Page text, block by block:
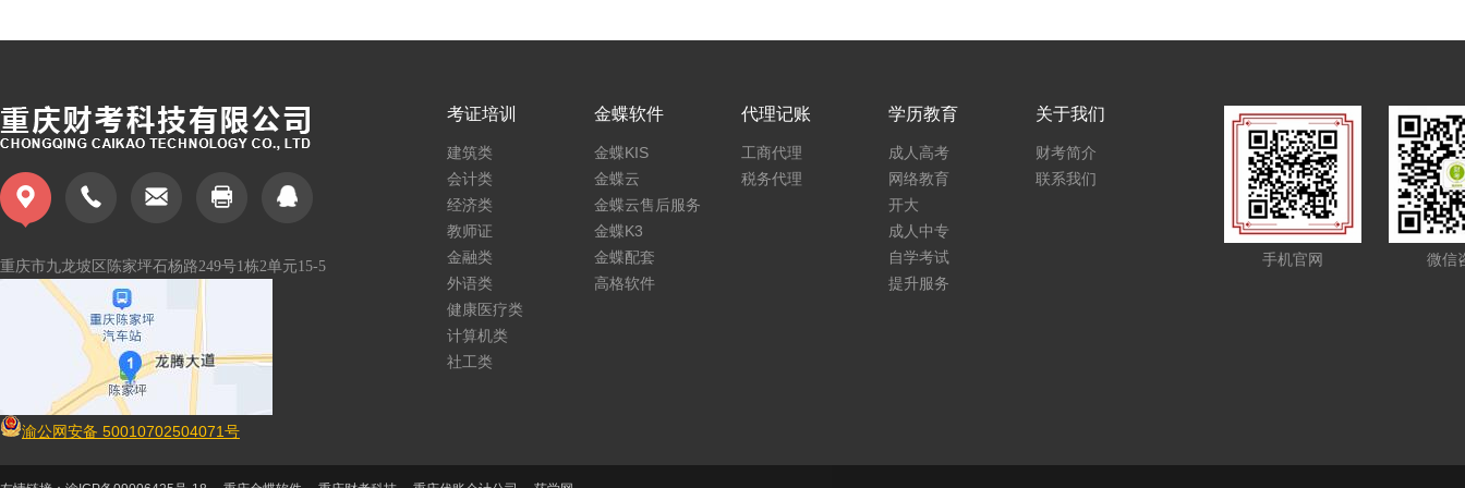
重庆市九龙坡区陈家坪石杨路249号1栋2单元15-5
渝公网安备 50010702504071号
考证培训
建筑类
会计类
经济类
教师证
金融类
外语类
健康医疗类
计算机类
社工类
金蝶软件
金蝶KIS
金蝶云
金蝶云售后服务
金蝶K3
金蝶配套
高格软件
代理记账
工商代理
税务代理
学历教育
成人高考
网络教育
开大
成人中专
自学考试
提升服务
关于我们
财考简介
联系我们
手机官网 微信